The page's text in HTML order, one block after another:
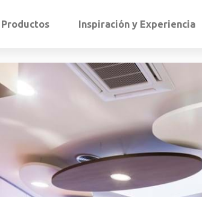
Productos Inspiración y Experiencia